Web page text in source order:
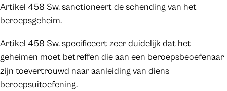
Artikel 458 Sw. sanctioneert de schending van het
beroepsgeheim.
Artikel 458 Sw. specificeert zeer duidelijk dat het
geheimen moet betreffen die aan een beroepsbeoefenaar
zijn toevertrouwd naar aanleiding van diens
beroepsuitoefening.